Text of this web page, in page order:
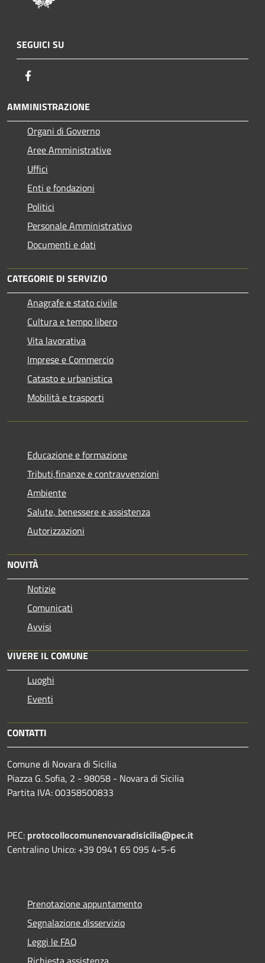
SEGUICI SU
AMMINISTRAZIONE
Organi di Governo
Aree Amministrative
Uffici
Enti e fondazioni
Politici
Personale Amministrativo
Documenti e dati
CATEGORIE DI SERVIZIO
Anagrafe e stato civile
Cultura e tempo libero
Vita lavorativa
Imprese e Commercio
Catasto e urbanistica
Mobilità e trasporti
Educazione e formazione
Tributi,finanze e contravvenzioni
Ambiente
Salute, benessere e assistenza
Autorizzazioni
NOVITÀ
Notizie
Comunicati
Avvisi
VIVERE IL COMUNE
Luoghi
Eventi
CONTATTI
Comune di Novara di Sicilia
Piazza G. Sofia, 2 - 98058 - Novara di Sicilia
Partita IVA: 00358500833
PEC: protocollocomunenovaradisicilia@pec.it
Centralino Unico: +39 0941 65 095 4-5-6
Prenotazione appuntamento
Segnalazione disservizio
Leggi le FAQ